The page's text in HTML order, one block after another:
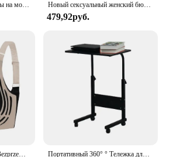
Спортивные бюстгальтеры на молнии спереди, жилет для йоги, бюстгальтеры для активного отдыха, женские противоударные бюстгальтеры большого размера с регулируемыми лямками для спортзала, фитнеса, атлетики, Топ Новый сексуальный женский бюстгальтер большого размера с застежкой спереди и эффектом пуш-ап Регулируемая тонкая чашка дышащее удобное нижнее белье для мам среднего возраста
479,92руб.
Biustonosz Super Gather Bezprzewodowy biustonosz push-up Bezprzewodowa wygodna regulowana bielizna damska Bezszwowy biustonosz sportowy zapobiegający zwiotczeniu Портативный 360° ° Тележка для мобильного ноутбука на колесиках, регулируемый боковой компьютерный стол, новый